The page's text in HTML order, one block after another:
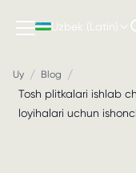
Uzbek (Latin)
Uy / Blog
/
Tosh plitkalari ishlab
loyihalari uchun